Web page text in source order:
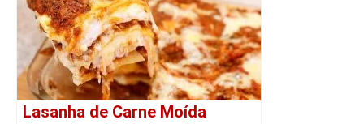
Lasanha de Carne Moída